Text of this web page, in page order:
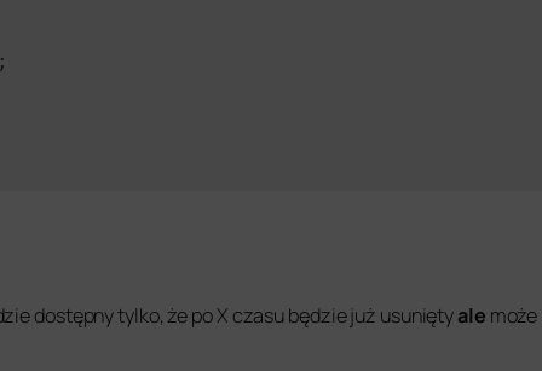
dostępny tylko, że po X czasu będzie już usuniętyale